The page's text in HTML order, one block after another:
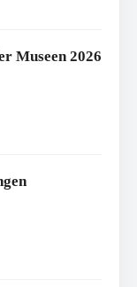
Museen 2026